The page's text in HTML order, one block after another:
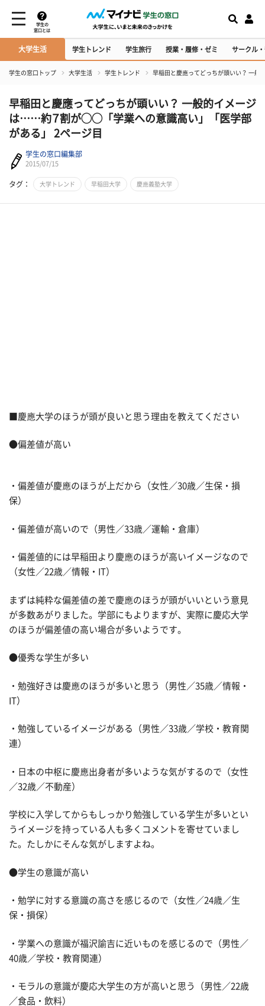
学生の
窓口とは
大学生活 学生トレンド 学生旅行 授業・履修・ゼミ サークル
学生の窓口トップ 大学生活 学生トレンド 早稲田と慶應ってどっちが頭いい？ 一
早稲田と慶應ってどっちが頭いい？ 一般的イメージ
は……約７割が◯◯「学業への意識高い」「医学部
がある」 2ページ目
学生の窓口編集部
2015/07/15
タグ： 大学トレンド 早稲田大学 慶應義塾大学
■慶應大学のほうが頭が良いと思う理由を教えてください
●偏差値が高い
・偏差値が慶應のほうが上だから（女性／30歳／生保・損
保）
・偏差値が高いので（男性／33歳／運輸・倉庫）
・偏差値的には早稲田より慶應のほうが高いイメージなので
（女性／22歳／情報・IT）
まずは純粋な偏差値の差で慶應のほうが頭がいいという意見
が多数あがりました。学部にもよりますが、実際に慶応大学
のほうが偏差値の高い場合が多いようです。
●優秀な学生が多い
・勉強好きは慶應のほうが多いと思う（男性／35歳／情報・
IT）
・勉強しているイメージがある（男性／33歳／学校・教育関
連）
・日本の中枢に慶應出身者が多いような気がするので（女性
／32歳／不動産）
学校に入学してからもしっかり勉強している学生が多いとい
うイメージを持っている人も多くコメントを寄せていまし
た。たしかにそんな気がしますよね。
●学生の意識が高い
・勉学に対する意識の高さを感じるので（女性／24歳／生
保・損保）
・学業への意識が福沢諭吉に近いものを感じるので（男性／
40歳／学校・教育関連）
・モラルの意識が慶応大学生の方が高いと思う（男性／22歳
／食品・飲料）